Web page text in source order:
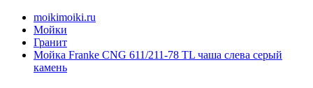
moikimoiki.ru
Мойки
Гранит
Мойка Franke CNG 611/211-78 TL чаша слева серый
камень